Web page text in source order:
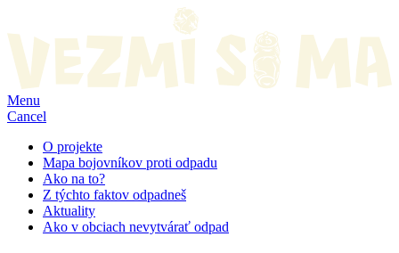
Menu
Cancel
O projekte
Mapa bojovníkov proti odpadu
Ako na to?
Z týchto faktov odpadneš
Aktuality
Ako v obciach nevytvárať odpad